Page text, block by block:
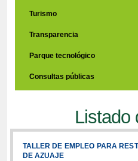
Turismo
Transparencia
Parque tecnológico
Consultas públicas
Listado
TALLER DE EMPLEO PARA
DE AZUAJE